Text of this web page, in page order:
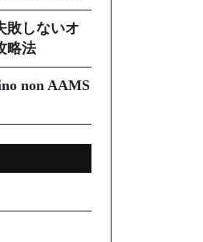
敗しないオ
略法
non AAMS